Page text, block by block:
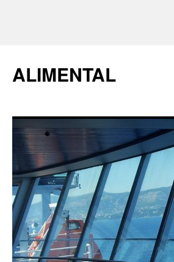
ALIMENTAL